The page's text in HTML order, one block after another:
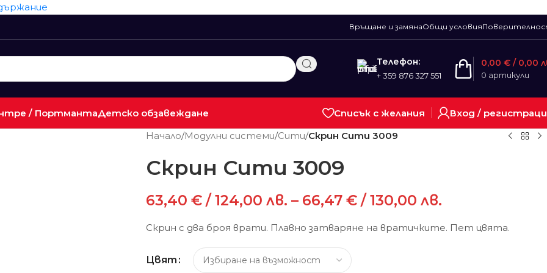
Връщане и замянаОбщи условия
Телефон:
+ 359 876 327 551 0 артикули
0,00 € / 0,00
/ ПортмантаДетско обзавеждане Списък с желания
Вход /
Начало/Модулни системи/Сити/Скрин Сити 3009
Скрин Сити 3009
63,40 € / 124,00 лв. – 66,47 € / 130,00 лв.
Скрин с два броя врати. Плавно затваряне на вратичките. Пет цвята.
Цвят